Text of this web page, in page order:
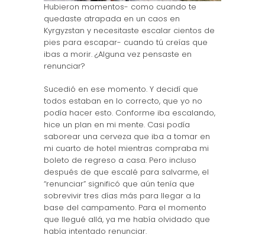
Hubieron momentos- como cuando te
quedaste atrapada en un caos en
Kyrgyzstan y necesitaste escalar cientos de
pies para escapar- cuando tú creías que
ibas a morir. ¿Alguna vez pensaste en
renunciar?
Sucedió en ese momento. Y decidí que
todos estaban en lo correcto, que yo no
podía hacer esto. Conforme iba escalando,
hice un plan en mi mente. Casi podía
saborear una cerveza que iba a tomar en
mi cuarto de hotel mientras compraba mi
boleto de regreso a casa. Pero incluso
después de que escalé para salvarme, el
“renunciar” significó que aún tenía que
sobrevivir tres días más para llegar a la
base del campamento. Para el momento
que llegué allá, ya me había olvidado que
había intentado renunciar.